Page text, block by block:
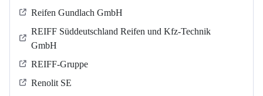
Reifen Gundlach GmbH
REIFF Süddeutschland Reifen und Kfz-Technik
GmbH
REIFF-Gruppe
Renolit SE